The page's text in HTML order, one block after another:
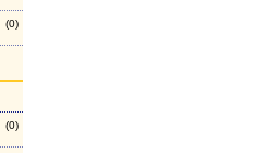
(0)
(0)